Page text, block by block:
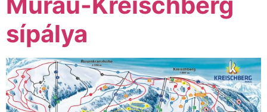
sípálya